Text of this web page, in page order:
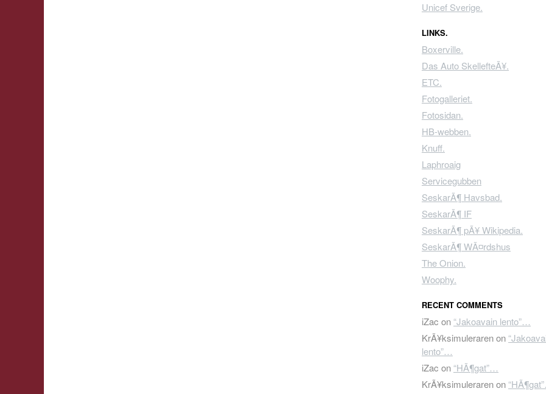
Unicef Sverige.
LINKS.
Boxerville.
Das Auto SkellefteÃ¥.
ETC.
Fotogalleriet.
Fotosidan.
HB-webben.
Knuff.
Laphroaig
Servicegubben
SeskarÃ¶ Havsbad.
SeskarÃ¶ IF
SeskarÃ¶ pÃ¥ Wikipedia.
SeskarÃ¶ WÃ¤rdshus
The Onion.
Woophy.
RECENT COMMENTS
iZac on “Jakoavain lento”…
KrÃ¥ksimulerarenon
lento”…
iZac on “HÃ¶gat”…
KrÃ¥ksimulerarenon